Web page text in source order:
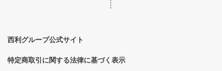
西利グループ公式サイト
特定商取引に関する法律に基づく表示